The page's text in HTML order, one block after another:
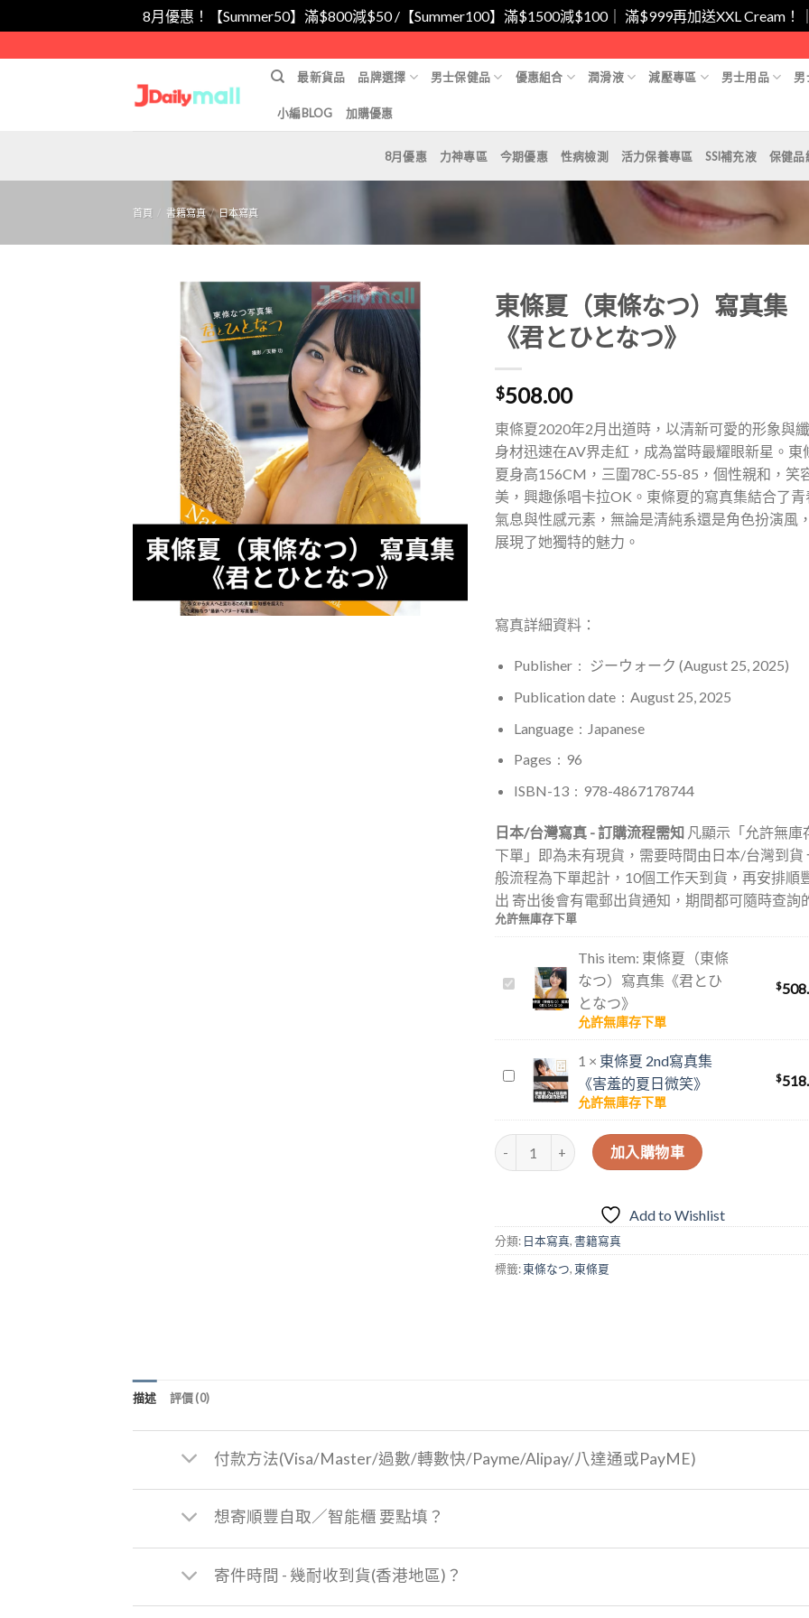
8月優惠！【Summer50】滿$800減$50 /【Summer100】滿$1500減$100｜ 滿$999再加送XXL Cream！
to
最新貨品 品牌選擇 男士保健品 優惠組合 潤滑液 減壓專區 男士用品 男
小編BLOG 加購優惠
8月優惠 力神專區 今期優惠 性病檢測 活力保養專區 SSI補充液 保健品
首頁 / 書籍寫真 / 日本寫真
Add to
Wishlist
東條夏（東條なつ）寫真集
《君とひとなつ》
$508.00
東條夏2020年2月出道時，以清新可愛的形象與
身材迅速在AV界走紅，成為當時最耀眼新星。東
夏身高156CM ，三圍78C-55-85 ，個性親和，笑
美，興趣係唱卡拉OK 。東條夏的寫真集結合了青
氣息與性感元素，無論是清純系還是角色扮演風
展現了她獨特的魅力。
寫真詳細資料：
Publisher ‏ : ‎ ジーウォーク (August 25, 2025)
Publication date ‏ : ‎ August 25, 2025
Language ‏ : ‎ Japanese
Pages ‏ : ‎ 96
ISBN-13 ‏ : ‎ 978-4867178744
日本/台灣寫真 - 訂購流程需知凡顯示「允許無庫
下單」即為未有現貨，需要時間由日本/台灣到貨
般流程為下單起計，10個工作天到貨，再安排順
出 寄出後會有電郵出貨通知，期間都可隨時查詢
允許無庫存下單
東
（東
な
集
ひ
と
な
This item: 東條夏（東條
なつ）寫真集《君とひ
となつ》
允許無庫存下單
$
東
夏
2nd
寫
羞
的
1 × 東條夏 2nd寫真集
《害羞的夏日微笑》
允許無庫存下單
$
東條夏（東條なつ）寫真集《君とひとなつ》 數量
加入購物車
Add to Wishlist
分類: 日本寫真,書籍寫真
標籤:東條なつ,東條夏
描述 評價 (0)
付款方法(Visa/Master/過數/轉數快/Payme/Alipay/八達通或PayME)
想寄順豐自取／智能櫃 要點填？
寄件時間 - 幾耐收到貨(香港地區)？